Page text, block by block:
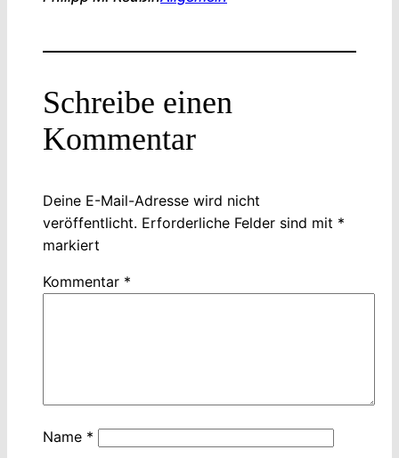
Schreibe einen
Kommentar
Deine E-Mail-Adresse wird nicht
veröffentlicht. Erforderliche Felder sind mit *
markiert
Kommentar *
Name *